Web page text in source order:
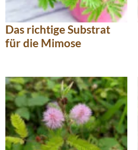
Das richtige Substrat
für die Mimose